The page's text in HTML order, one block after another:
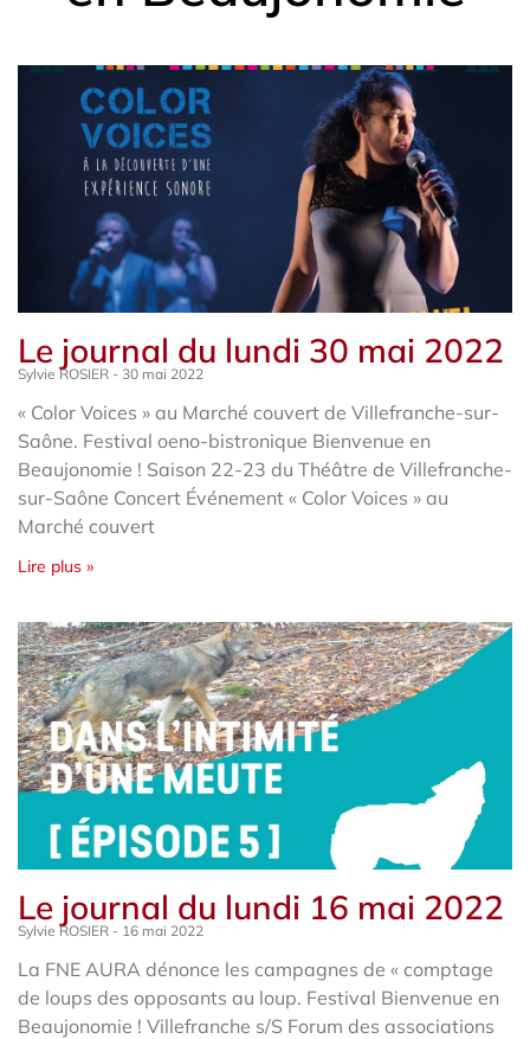
Le journal du lundi 30 mai 2022
Sylvie ROSIER 30 mai 2022
« Color Voices » au Marché couvert de Villefranche-sur-
Saône. Festival oeno-bistronique Bienvenue en
Beaujonomie ! Saison 22-23 du Théâtre de Villefranche-
sur-Saône Concert Événement « Color Voices » au
Marché couvert
Lire plus »
Le journal du lundi 16 mai 2022
Sylvie ROSIER 16 mai 2022
La FNE AURA dénonce les campagnes de « comptage
de loups des opposants au loup. Festival Bienvenue en
Beaujonomie ! Villefranche s/S Forum des associations